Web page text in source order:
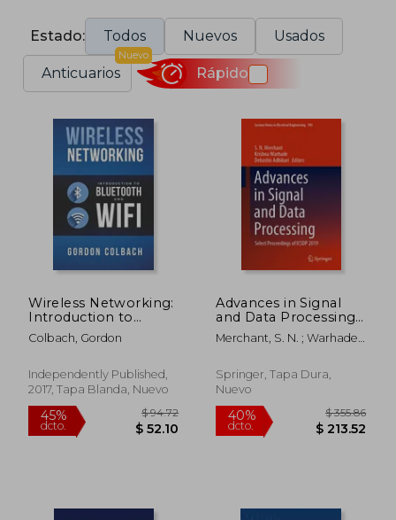
Estado: Todos Nuevos Usados
Anticuarios
Nuevo
Rápido
Wireless Networking:
Introduction to
Bluetooth and Wifi
(en Inglés)
Colbach, Gordon
Independently Published,
2017, Tapa Blanda, Nuevo
Advances in Signal
and Data Processing:
Select Proceedings of
Icsdp 2019 (en Inglés)
Merchant, S. N. ; Warhade,
Springer, Tapa Dura,
Nuevo